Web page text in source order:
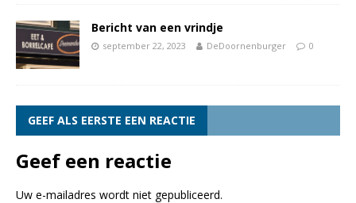
Bericht van een vrindje
september 22, 2023 DeDoornenburger 0
GEEF ALS EERSTE EEN REACTIE
Geef een reactie
Uw e-mailadres wordt niet gepubliceerd.